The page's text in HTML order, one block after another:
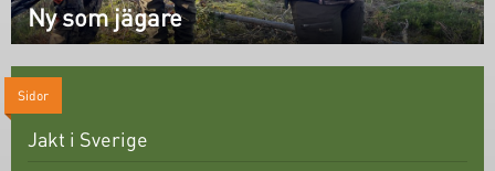
Ny som jägare
Sidor
Jakt i Sverige